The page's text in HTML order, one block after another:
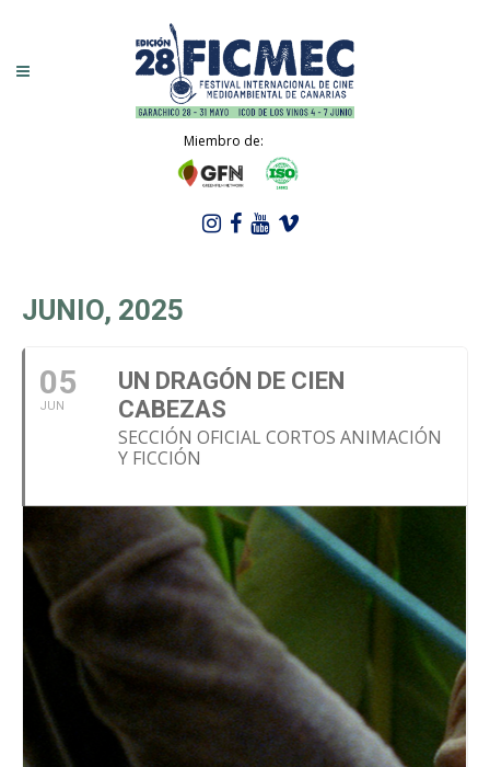
Miembro de:
JUNIO, 2025
05
JUN
UN DRAGÓN DE CIEN
CABEZAS
SECCIÓN OFICIAL CORTOS ANIMACIÓN
Y FICCIÓN